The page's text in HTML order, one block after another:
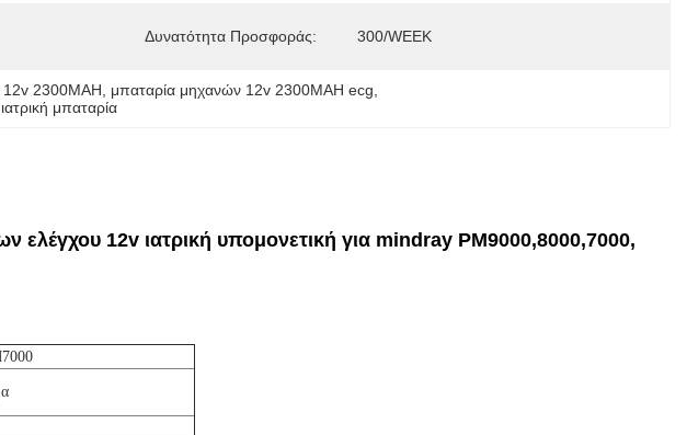
Δυνατότητα Προσφοράς: 300/WEEK
12v 2300MAH μπαταρία μηχανών 12v 2300MAH ecg
μπαταρία
ελέγχου 12v ιατρική υπομονετική για mindray PM9000,8000,7000,